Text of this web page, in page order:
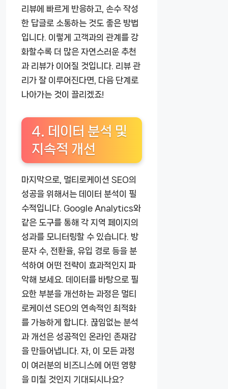
리뷰에 빠르게 반응하고, 손수 작성
한 답글로 소통하는 것도 좋은 방법
입니다. 이렇게 고객과의 관계를 강
화할수록 더 많은 자연스러운 추천
과 리뷰가 이어질 것입니다. 리뷰 관
리가 잘 이루어진다면, 다음 단계로
나아가는 것이 끌리겠죠!
4. 데이터 분석 및
지속적 개선
마지막으로, 멀티로케이션 SEO의
성공을 위해서는 데이터 분석이 필
수적입니다. Google Analytics와
같은 도구를 통해 각 지역 페이지의
성과를 모니터링할 수 있습니다. 방
문자 수, 전환율, 유입 경로 등을 분
석하여 어떤 전략이 효과적인지 파
악해 보세요. 데이터를 바탕으로 필
요한 부분을 개선하는 과정은 멀티
로케이션 SEO의 연속적인 최적화
를 가능하게 합니다. 끊임없는 분석
과 개선은 성공적인 온라인 존재감
을 만들어냅니다. 자, 이 모든 과정
이 여러분의 비즈니스에 어떤 영향
을 미칠 것인지 기대되시나요?